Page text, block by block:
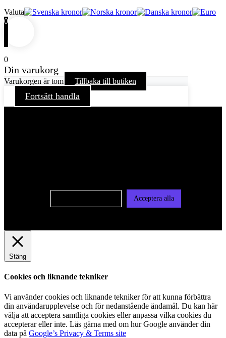
Valuta
0
0
Din varukorg
Varukorgen är tom Tillbaka till butiken
Fortsätt handla
Acceptera alla
Stäng
Cookies och liknande tekniker
Vi använder cookies och liknande tekniker för att kunna förbättra
din användarupplevelse och för nedanstående ändamål. Du kan här
välja att acceptera samtliga cookies eller anpassa vilka cookies du
accepterar eller inte. Läs gärna med om hur Google använder din
data på Google’s Privacy & Terms site